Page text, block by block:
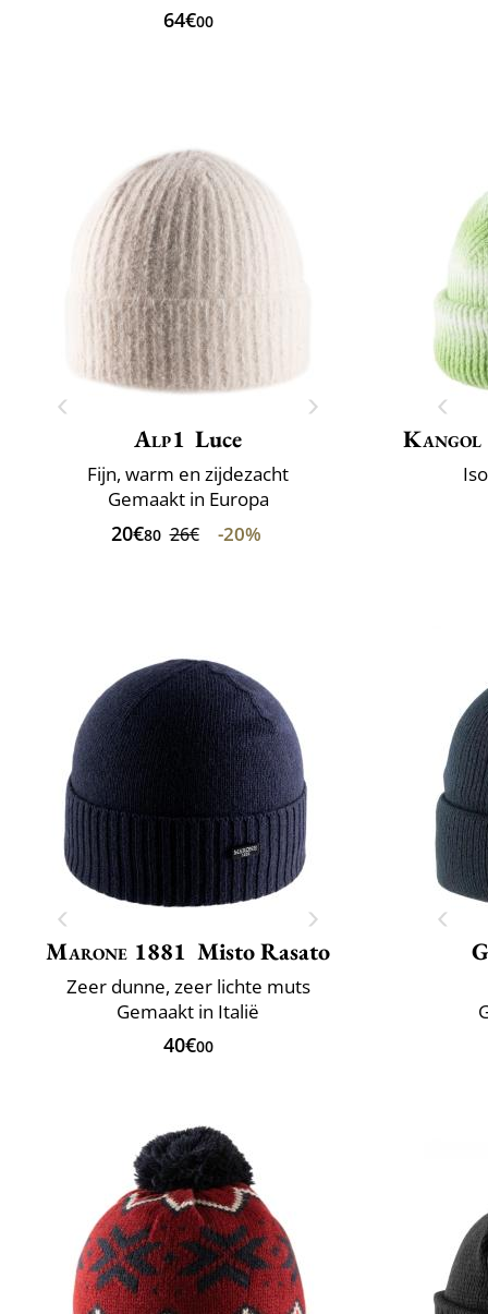
64€00
Alp1 Luce
Fijn, warm en zijdezacht
Gemaakt in Europa
20€80 26€ -20%
Kangol
Marone 1881 Misto Rasato
Zeer dunne, zeer lichte muts
Gemaakt in Italië
40€00